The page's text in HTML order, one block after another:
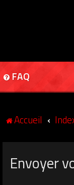
FAQ
Accueil
Envoyer